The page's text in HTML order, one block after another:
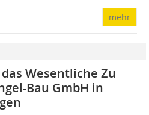
mehr
Wesentliche Zu
Bau GmbH in